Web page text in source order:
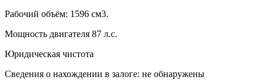
Рабочий объём: 1596 см3.
Мощность двигателя 87 л.с.
Юридическая чистота
Сведения о нахождении в залоге: не обнаружены